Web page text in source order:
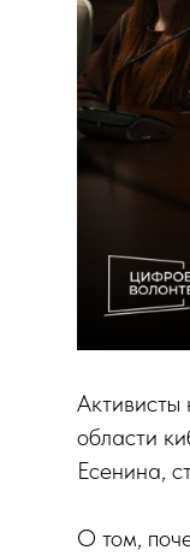
области
Есенина,
О том,